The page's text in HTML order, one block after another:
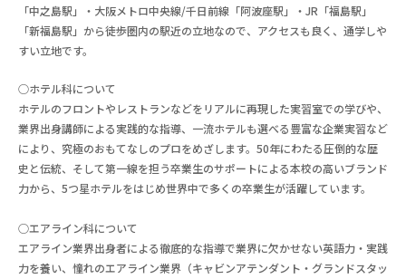
「中之島駅」・大阪メトロ中央線/千日前線「阿波座駅」・JR「福島駅」
「新福島駅」から徒歩圏内の駅近の立地なので、アクセスも良く、通学しや
すい立地です。
○ホテル科について
ホテルのフロントやレストランなどをリアルに再現した実習室での学びや、
業界出身講師による実践的な指導、一流ホテルも選べる豊富な企業実習など
により、究極のおもてなしのプロをめざします。50年にわたる圧倒的な歴
史と伝統、そして第一線を担う卒業生のサポートによる本校の高いブランド
力から、5つ星ホテルをはじめ世界中で多くの卒業生が活躍しています。
○エアライン科について
エアライン業界出身者による徹底的な指導で業界に欠かせない英語力・実践
力を養い、憧れのエアライン業界（キャビンアテンダント・グランドスタッ